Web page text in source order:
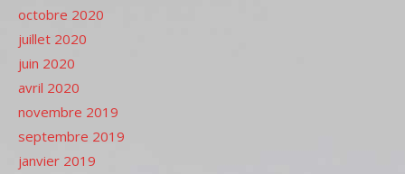
octobre 2020
juillet 2020
juin 2020
avril 2020
novembre 2019
septembre 2019
janvier 2019